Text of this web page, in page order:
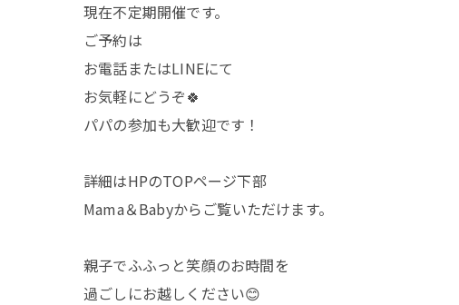
現在不定期開催です。
ご予約は
お電話またはLINEにて
お気軽にどうぞ🍀
パパの参加も大歓迎です！
詳細はHPのTOPページ下部
Mama＆Babyからご覧いただけます。
親子でふふっと笑顔のお時間を
過ごしにお越しください😊